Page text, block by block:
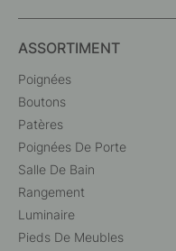
ASSORTIMENT
Poignées
Boutons
Patères
Poignées De Porte
Salle De Bain
Rangement
Luminaire
Pieds De Meubles